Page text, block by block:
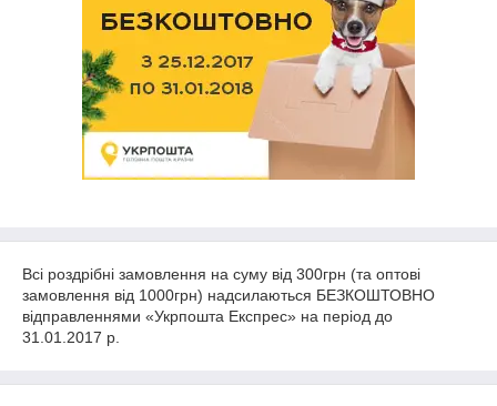
Всі роздрібні замовлення на суму від 300грн (та оптові
замовлення від 1000грн) надсилаються БЕЗКОШТОВНО
відправленнями «Укрпошта Експрес» на період до
31.01.2017 р.